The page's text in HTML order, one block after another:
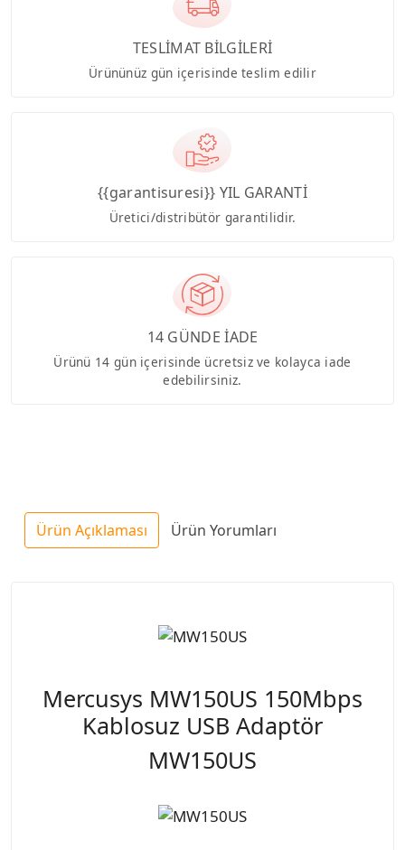
TESLİMAT BİLGİLERİ
Ürününüz gün içerisinde teslim edilir
{{garantisuresi}} YIL GARANTİ
Üretici/distribütör garantilidir.
14 GÜNDE İADE
Ürünü 14 gün içerisinde ücretsiz ve kolayca iade
edebilirsiniz.
Ürün Açıklaması Ürün Yorumları
Mercusys MW150US 150Mbps
Kablosuz USB Adaptör
MW150US